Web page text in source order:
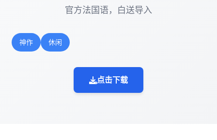
官方法国语，白送导入
神作 休闲
点击下载